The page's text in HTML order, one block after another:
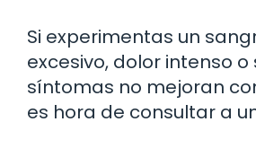
Si experimentas un
excesivo, dolor intenso o
síntomas no mejoran
es hora de consultar a